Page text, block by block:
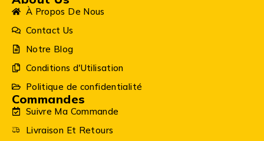
À Propos De Nous
Contact Us
Notre Blog
Conditions d'Utilisation
Politique de confidentialité
Commandes
Suivre Ma Commande
Livraison Et Retours